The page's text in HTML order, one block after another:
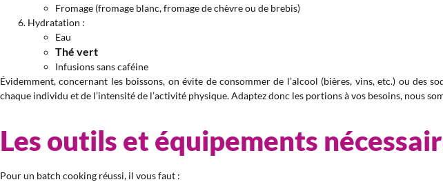
Fromage (fromage blanc, fromage de chèvre ou de brebis)
Hydratation :
Eau
Thé vert
Infusions sans caféine
Évidemment, concernant les boissons, on évite de consommer de l’alcool (bières, vins, etc.) ou des
chaque individu et de l’intensité de l’activité physique. Adaptez donc les portions à vos besoins, nous
Les outils et équipements
Pour un batch cooking réussi, il vous faut :